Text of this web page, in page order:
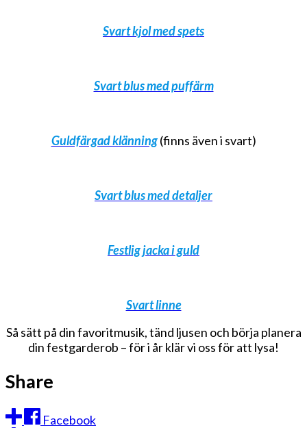
Svart kjol med spets
Svart blus med puffärm
Guldfärgad klänning(finns även i svart)
Svart blus med detaljer
Festlig jacka i guld
Svart linne
Så sätt på din favoritmusik, tänd ljusen och börja planera
din festgarderob – för i år klär vi oss för att lysa!
Share
Facebook